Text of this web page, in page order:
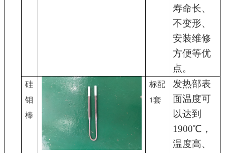
寿命长、
不变形、
安装维修
方便等优
点。
硅
钼
棒
标配
1套
发热部表
面温度可
以达到
1900℃，
温度高、